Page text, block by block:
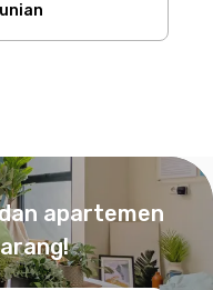
apartemen